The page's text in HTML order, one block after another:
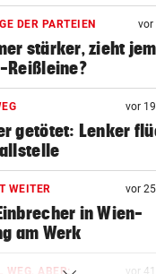
DER PARTEIEN vor
stärker, zieht
Reißleine?
vor
getötet: Lenker
WEITER vor
in Wien-
am Werk
WEG, ABER: vor